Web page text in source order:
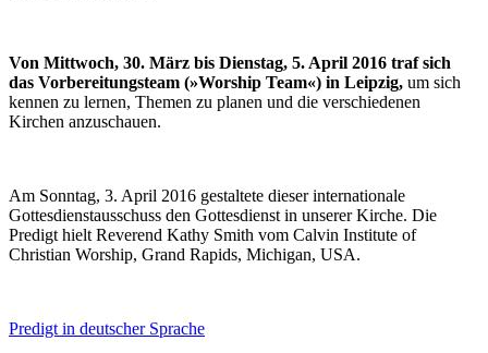
Von Mittwoch, 30. März bis Dienstag, 5. April 2016 traf sich
das Vorbereitungsteam (»Worship Team«) in Leipzig, um sich
kennen zu lernen, Themen zu planen und die verschiedenen
Kirchen anzuschauen.
Am Sonntag, 3. April 2016 gestaltete dieser internationale
Gottesdienstausschuss den Gottesdienst in unserer Kirche. Die
Predigt hielt Reverend Kathy Smith vom Calvin Institute of
Christian Worship, Grand Rapids, Michigan, USA.
Predigt in deutscher Sprache